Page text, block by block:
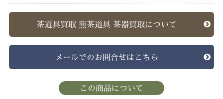
茶道具買取 煎茶道具 茶器買取について
メールでのお問合せはこちら
この商品について